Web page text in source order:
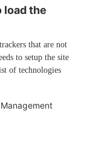
load the
that are not
to setup the site
of technologies